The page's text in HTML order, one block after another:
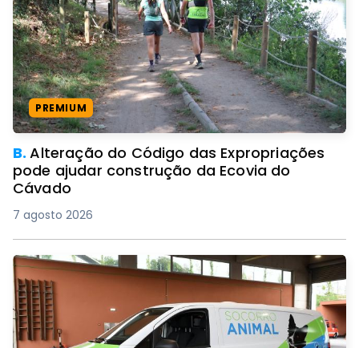
PREMIUM
B.Alteração do Código das Expropriações
pode ajudar construção da Ecovia do
Cávado
7 agosto 2026